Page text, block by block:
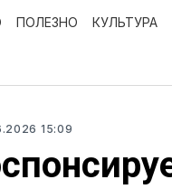
ПОЛЕЗНО КУЛЬТУРА
15:09